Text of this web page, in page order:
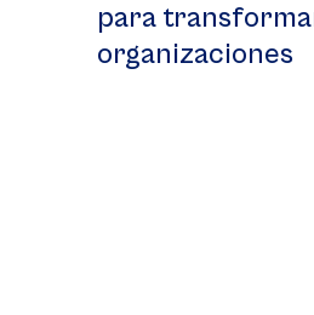
para
organizaciones